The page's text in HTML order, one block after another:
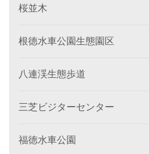
桜並木
根徳水車公園生態園区
八連渓生態歩道
三芝ビジターセンター
福徳水車公園